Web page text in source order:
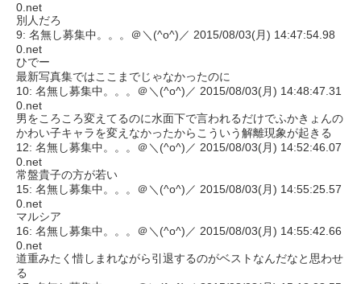
0.net
別人だろ
9: 名無し募集中。。。＠＼(^o^)／ 2015/08/03(月) 14:47:54.98
0.net
ひでー
最新写真集ではここまでじゃなかったのに
10: 名無し募集中。。。＠＼(^o^)／ 2015/08/03(月) 14:48:47.31
0.net
男をころころ変えてるのに水面下で言われるだけでふかきょんの
かわい子キャラを変えなかったからこういう解離現象が起きる
12: 名無し募集中。。。＠＼(^o^)／ 2015/08/03(月) 14:52:46.07
0.net
常盤貴子の方が若い
15: 名無し募集中。。。＠＼(^o^)／ 2015/08/03(月) 14:55:25.57
0.net
マルシア
16: 名無し募集中。。。＠＼(^o^)／ 2015/08/03(月) 14:55:42.66
0.net
道重みたく惜しまれながら引退するのがベストなんだなと思わせ
る